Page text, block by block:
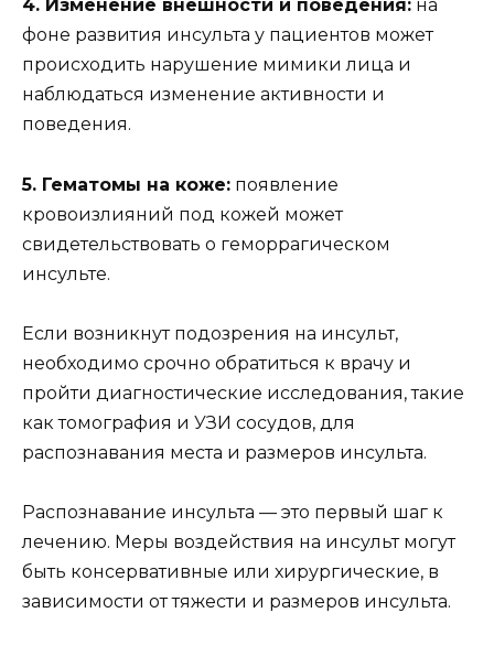
4. Изменение внешности и поведения: на
фоне развития инсульта у пациентов может
происходить нарушение мимики лица и
наблюдаться изменение активности и
поведения.
5. Гематомы на коже: появление
кровоизлияний под кожей может
свидетельствовать о геморрагическом
инсульте.
Если возникнут подозрения на инсульт,
необходимо срочно обратиться к врачу и
пройти диагностические исследования, такие
как томография и УЗИ сосудов, для
распознавания места и размеров инсульта.
Распознавание инсульта — это первый шаг к
лечению. Меры воздействия на инсульт могут
быть консервативные или хирургические, в
зависимости от тяжести и размеров инсульта.